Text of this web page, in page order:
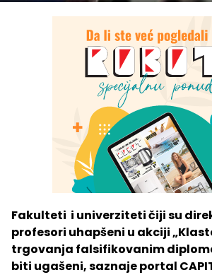
Fakulteti i univerziteti čiji su
profesori uhapšeni u akciji
trgovanja falsifikovanim
biti ugašeni, saznaje portal